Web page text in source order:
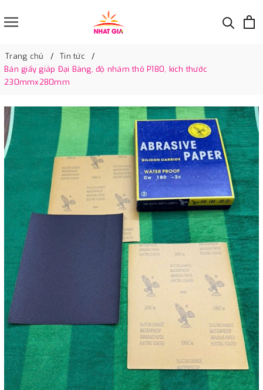
Trang chủ
Tin tức
Bán giấy giáp Đại Bàng, độ nhám thô P180, kích thước
230mmx280mm